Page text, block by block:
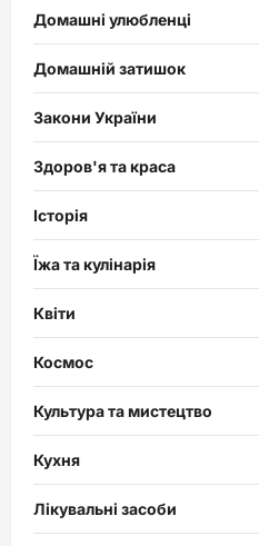
Домашні улюбленці
Домашній затишок
Закони України
Здоров'я та краса
Історія
Їжа та кулінарія
Квіти
Космос
Культура та мистецтво
Кухня
Лікувальні засоби